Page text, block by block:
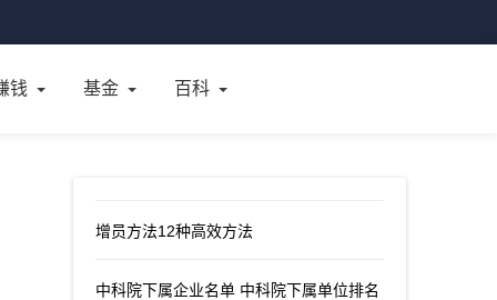
钱 基金 百科
增员方法12种高效方法
中科院下属企业名单 中科院下属单位排名